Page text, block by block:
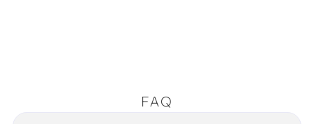
FAQ